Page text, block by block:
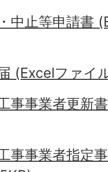
中止等申請書
(Excelファイ
事事業者更新
事事業者指定